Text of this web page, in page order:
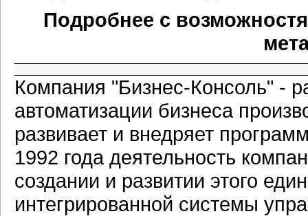
Подробнее с
Компания "Бизнес-Консоль" -
автоматизации бизнеса
развивает и внедряет
1992 года деятельность
создании и развитии этого
интегрированной системы